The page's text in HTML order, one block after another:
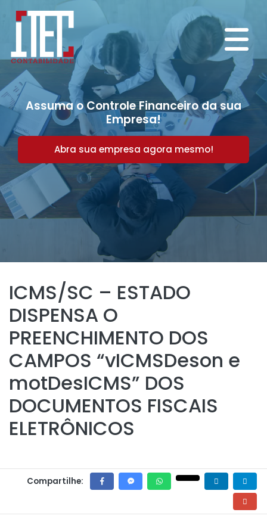
Assuma o Controle Financeiro da sua
Empresa!
Abra sua empresa agora mesmo!
ICMS/SC – ESTADO
DISPENSA O
PREENCHIMENTO DOS
CAMPOS “vICMSDeson e
motDesICMS” DOS
DOCUMENTOS FISCAIS
ELETRÔNICOS
Compartilhe: